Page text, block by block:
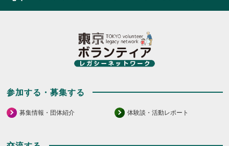
参加する・募集する
募集情報・団体紹介 体験談・活動レポート